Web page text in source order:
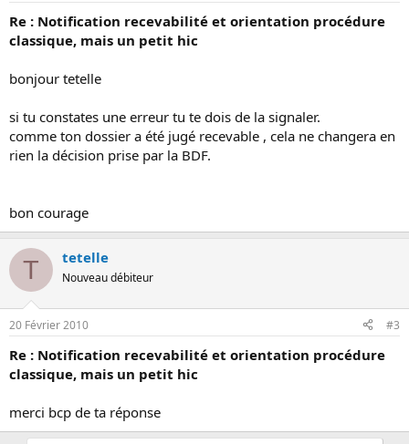
Re : Notification recevabilité et orientation procédure
classique, mais un petit hic
bonjour tetelle
si tu constates une erreur tu te dois de la signaler.
comme ton dossier a été jugé recevable , cela ne changera en
rien la décision prise par la BDF.
bon courage
T tetelle
Nouveau débiteur
20 Février 2010 #3
Re : Notification recevabilité et orientation procédure
classique, mais un petit hic
merci bcp de ta réponse